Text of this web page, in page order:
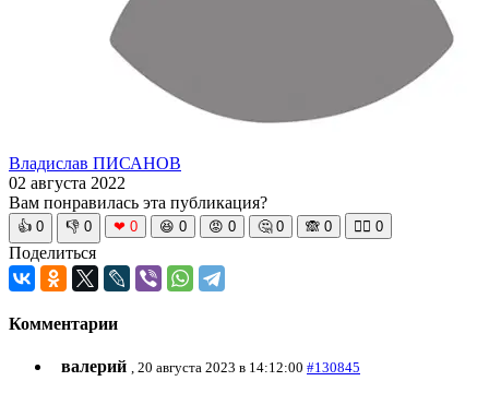
Владислав ПИСАНОВ
02 августа 2022
Вам понравилась эта публикация?
👍 0 👎 0 ❤ 0 😆 0 😡 0 🤔 0 🙈 0 🧘‍♀️ 0
Поделиться
Комментарии
валерий , 20 августа 2023 в 14:12:00 #130845